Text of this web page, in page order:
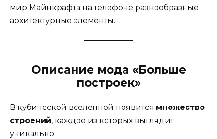
мир Майнкрафта на телефоне разнообразные
архитектурные элементы.
Описание мода «Больше
построек»
В кубической вселенной появится множество
строений, каждое из которых выглядит
уникально.